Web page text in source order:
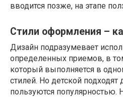
вводится позже, на этапе
Стили оформления –
Дизайн подразумевает
определенных приемов, в
который выполняется в
стилей. Но детской подходят
пользуются популярностью.